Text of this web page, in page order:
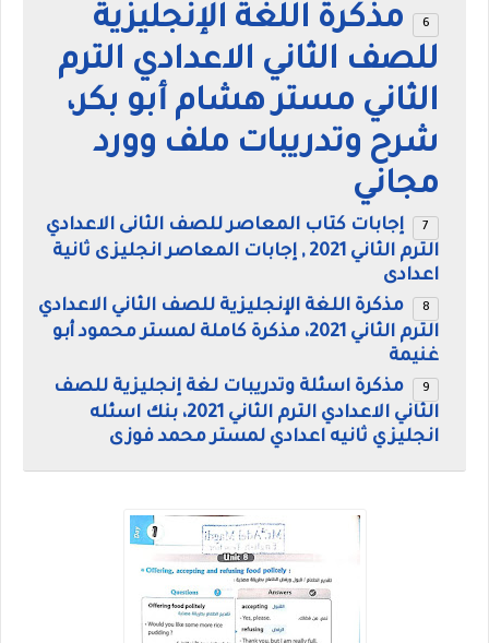
مذكرة اللغة الإنجليزية
للصف الثاني الاعدادي الترم
الثاني مستر هشام أبو بكر،
شرح وتدريبات ملف وورد
مجاني
إجابات كتاب المعاصر للصف الثانى الاعدادي
الترم الثاني 2021 , إجابات المعاصر انجليزى ثانية
اعدادى
مذكرة اللغة الإنجليزية للصف الثاني الاعدادي
الترم الثاني 2021، مذكرة كاملة لمستر محمود أبو
غنيمة
مذكرة اسئلة وتدريبات لغة إنجليزية للصف
الثاني الاعدادي الترم الثاني 2021، بنك اسئله
انجليزي ثانيه اعدادي لمستر محمد فوزى